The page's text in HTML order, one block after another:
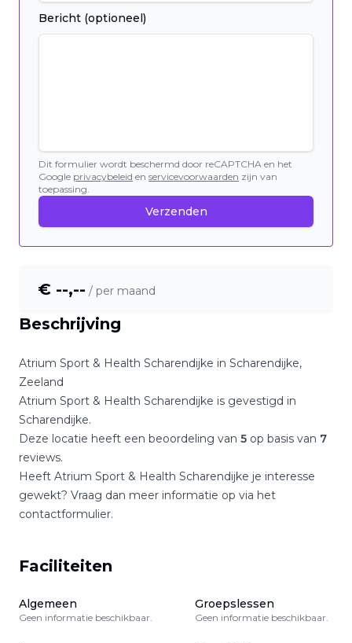
Beschrijving
Atrium Sport & Health Scharendijke in Scharendijke,
Zeeland
Atrium Sport & Health Scharendijke is gevestigd in
Scharendijke.
Deze locatie heeft een beoordeling van 5 op basis van 7
reviews.
Heeft Atrium Sport & Health Scharendijke je interesse
gewekt? Vraag dan meer informatie op via het
contactformulier.
Faciliteiten
Algemeen
Geen informatie beschikbaar.
Groepslessen
Geen informatie beschikbaar.
Bericht (optioneel)
Dit formulier wordt beschermd door reCAPTCHA en het
Google privacybeleid en servicevoorwaarden zijn van
toepassing.
Verzenden
€ --,-- / per maand